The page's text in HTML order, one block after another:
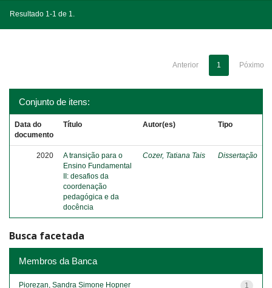
Resultado 1-1 de 1.
Anterior 1 Póximo
Conjunto de itens:
Data do
documento
Título Autor(es) Tipo
2020
A transição para o
Ensino Fundamental
II: desafios da
coordenação
pedagógica e da
docência
Cozer, Tatiana Tais Dissertação
Busca facetada
Membros da Banca
1
Piorezan, Sandra Simone Hopner